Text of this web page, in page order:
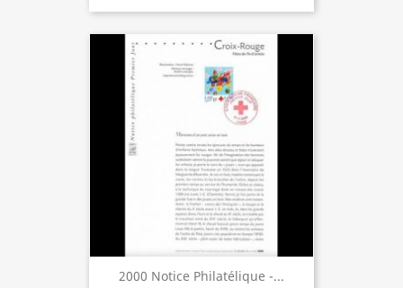
2000 Notice Philatélique -...